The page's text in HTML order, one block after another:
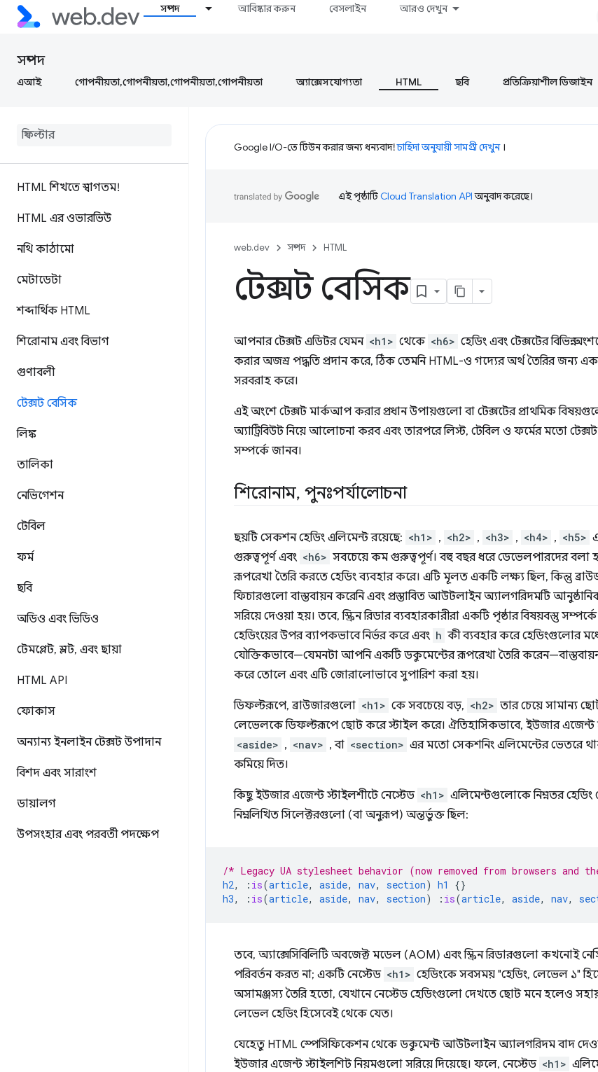
সম্পদ আবিষ্কার করুন বেসলাইন আরও দেখুন
সম্পদ
এআই গোপনীয়তা,গোপনীয়তা,গোপনীয়তা,গোপনীয়তা অ্যাক্সেসযোগ্যতা HTML ছবি প্রতিক্রিয়াশীল ডিজাইন
HTML শিখতে স্বাগতম!
HTML এর ওভারভিউ
নথি কাঠামো
মেটাডেটা
শব্দার্থিক HTML
শিরোনাম এবং বিভাগ
গুণাবলী
টেক্সট বেসিক
লিঙ্ক
তালিকা
নেভিগেশন
টেবিল
ফর্ম
ছবি
অডিও এবং ভিডিও
টেমপ্লেট, স্লট, এবং ছায়া
HTML API
ফোকাস
অন্যান্য ইনলাইন টেক্সট উপাদান
বিশদ এবং সারাংশ
ডায়ালগ
উপসংহার এবং পরবর্তী পদক্ষেপ
Google I/O-তে টিউন করার জন্য ধন্যবাদ!চাহিদা অনুযায়ী সামগ্রী দেখুন।
এই পৃষ্ঠাটিCloud Translation APIঅনুবাদ করেছে।
web.dev সম্পদ HTML
টেক্সট বেসিক
আপনার টেক্সট এডিটর যেমন <h1> থেকে <h6> হেডিং এবং টেক্সটের বিভিন্ন
করার অজস্র পদ্ধতি প্রদান করে, ঠিক তেমনি HTML-ও গদ্যের অর্থ তৈরির জন্য
সরবরাহ করে।
এই অংশে টেক্সট মার্কআপ করার প্রধান উপায়গুলো বা টেক্সটের প্রাথমিক
অ্যাট্রিবিউট নিয়ে আলোচনা করব এবং তারপরে লিস্ট, টেবিল ও ফর্মের মতো
সম্পর্কে জানব।
শিরোনাম, পুনঃপর্যালোচনা
ছয়টি সেকশন হেডিং এলিমেন্ট রয়েছে: <h1> , <h2> , <h3> , <h4> , <h5>
গুরুত্বপূর্ণ এবং <h6> সবচেয়ে কম গুরুত্বপূর্ণ। বহু বছর ধরে ডেভেলপারদের
রূপরেখা তৈরি করতে হেডিং ব্যবহার করে। এটি মূলত একটি লক্ষ্য ছিল, কিন্তু
ফিচারগুলো বাস্তবায়ন করেনি এবং প্রস্তাবিত আউটলাইন অ্যালগরিদমটি
সরিয়ে দেওয়া হয়। তবে, স্ক্রিন রিডার ব্যবহারকারীরা একটি পৃষ্ঠার বিষয়বস্তু
হেডিংয়ের উপর ব্যাপকভাবে নির্ভর করে এবং h কী ব্যবহার করে হেডিংগুলোর
যৌক্তিকভাবে—যেমনটা আপনি একটি ডকুমেন্টের রূপরেখা তৈরি
করে তোলে এবং এটি জোরালোভাবে সুপারিশ করা হয়।
ডিফল্টরূপে, ব্রাউজারগুলো <h1> কে সবচেয়ে বড়, <h2> তার চেয়ে সামান্য
লেভেলকে ডিফল্টরূপে ছোট করে স্টাইল করে। ঐতিহাসিকভাবে, ইউজার
<aside> , <nav> , বা <section> এর মতো সেকশনিং এলিমেন্টের ভেতরে
কমিয়ে দিত।
কিছু ইউজার এজেন্ট স্টাইলশীটে নেস্টেড <h1> এলিমেন্টগুলোকে নিম্নতর
নিম্নলিখিত সিলেক্টরগুলো (বা অনুরূপ) অন্তর্ভুক্ত ছিল:
/* Legacy UA stylesheet behavior (now removed from browsers and
h2, : is(article, aside, nav, section) h1
{}
h3, : is(article, aside, nav, section) : is(article, aside, nav,
তবে, অ্যাক্সেসিবিলিটি অবজেক্ট মডেল (AOM) এবং স্ক্রিন রিডারগুলো কখনোই
পরিবর্তন করত না; একটি নেস্টেড <h1> হেডিংকে সবসময় "হেডিং, লেভেল ১"
অসামঞ্জস্য তৈরি হতো, যেখানে নেস্টেড হেডিংগুলো দেখতে ছোট মনে হলেও
লেভেল হেডিং হিসেবেই থেকে যেত।
যেহেতু HTML স্পেসিফিকেশন থেকে ডকুমেন্ট আউটলাইন অ্যালগরিদম বাদ
ইউজার এজেন্ট স্টাইলশিট নিয়মগুলো সরিয়ে দিয়েছে। ফলে, নেস্টেড <h1>